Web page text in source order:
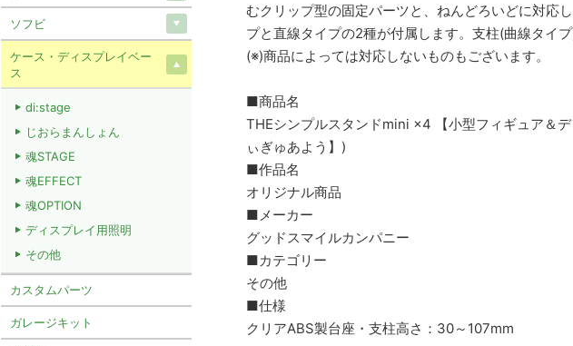
むクリップ型の固定パーツと、ねんどろいどに対応
プと直線タイプの2種が付属します。支柱(曲線タイ
(※)商品によっては対応しないものもございます。
■商品名
THEシンプルスタンドmini ×4 【小型フィギュア＆
ぃぎゅあよう】)
■作品名
オリジナル商品
■メーカー
グッドスマイルカンパニー
■カテゴリー
その他
■仕様
クリアABS製台座・支柱高さ：30～107mm
ソフビ
ケース・ディスプレイベー
ス
di:stage
じおらまんしょん
魂STAGE
魂EFFECT
魂OPTION
ディスプレイ用照明
その他
カスタムパーツ
ガレージキット